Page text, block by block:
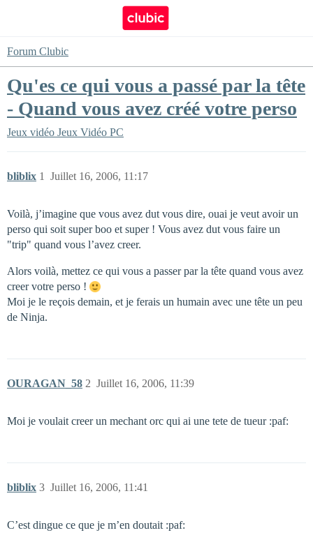
Forum Clubic
Qu'es ce qui vous a passé par la tête
- Quand vous avez créé votre perso
Jeux vidéo Jeux Vidéo PC
bliblix Juillet 16, 2006, 11:17
1
Voilà, j’imagine que vous avez dut vous dire, ouai je veut avoir un
perso qui soit super boo et super ! Vous avez dut vous faire un
"trip" quand vous l’avez creer.
Alors voilà, mettez ce qui vous a passer par la tête quand vous avez
creer votre perso !
Moi je le reçois demain, et je ferais un humain avec une tête un peu
de Ninja.
OURAGAN_58 Juillet 16, 2006, 11:39
2
Moi je voulait creer un mechant orc qui ai une tete de tueur :paf:
bliblix Juillet 16, 2006, 11:41
3
C’est dingue ce que je m’en doutait :paf: